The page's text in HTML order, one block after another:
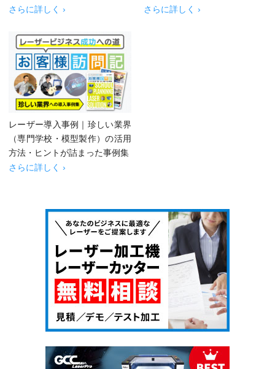
さらに詳しく ›
さらに詳しく ›
レーザー導入事例｜珍しい業界
（専門学校・模型製作）の活用
方法・ヒントが詰まった事例集
さらに詳しく ›